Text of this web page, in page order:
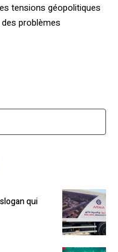
tensions géopolitiques
problèmes
qui